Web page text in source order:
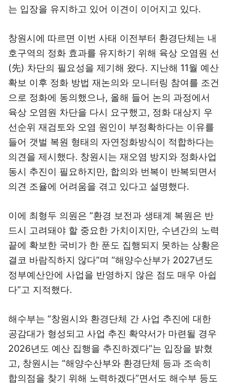
는 입장을 유지하고 있어 이견이 이어지고 있다.
창원시에 따르면 이번 사태 이전부터 환경단체는 내
호구역의 정화 효과를 유지하기 위해 육상 오염원 선
(先) 차단의 필요성을 제기해 왔다. 지난해 11월 예산
확보 이후 정화 방법 재논의와 모니터링 참여를 조건
으로 정화에 동의했으나, 올해 들어 논의 과정에서
육상 오염원 차단을 다시 요구했고, 정화 대상지 우
선순위 재검토와 오염 원인이 부정확하다는 이유를
들어 갯벌 복원 형태의 자연정화방식이 적합하다는
의견을 제시했다. 창원시는 재오염 방지와 정화사업
동시 추진이 필요하지만, 합의와 번복이 반복되면서
의견 조율에 어려움을 겪고 있다고 설명했다.
이에 최형두 의원은 “환경 보전과 생태계 복원은 반
드시 고려돼야 할 중요한 가치이지만, 수년간의 노력
끝에 확보한 국비가 한 푼도 집행되지 못하는 상황은
결코 바람직하지 않다”며 “해양수산부가 2027년도
정부예산안에 사업을 반영하지 않은 점도 매우 아쉽
다”고 지적했다.
해수부는 “창원시와 환경단체 간 사업 추진에 대한
공감대가 형성되고 사업 추진 확약서가 마련될 경우
2026년도 예산 집행을 추진하겠다”는 입장을 밝혔
고, 창원시는 “해양수산부와 환경단체 등과 조속히
합의점을 찾기 위해 노력하겠다”면서도 해수부 등도